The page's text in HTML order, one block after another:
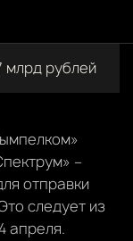
млрд рублей
–
отправки
следует из
апреля.